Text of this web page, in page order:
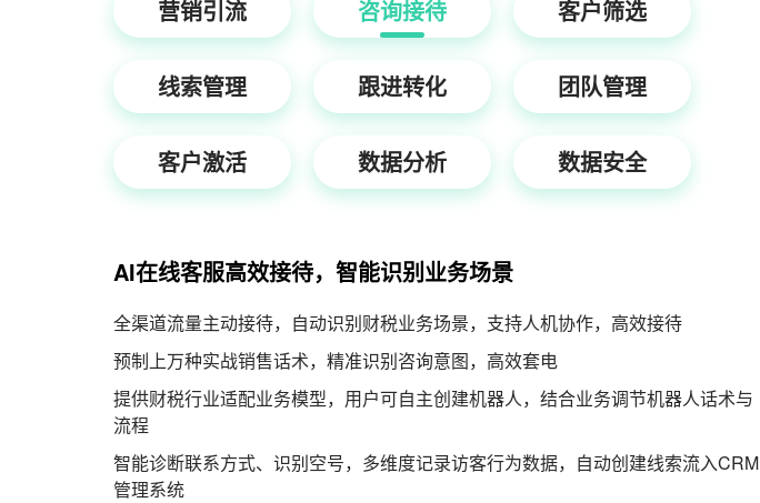
营销引流 咨询接待 客户筛选
线索管理 跟进转化 团队管理
客户激活 数据分析 数据安全
AI在线客服高效接待，智能识别业务场景
全渠道流量主动接待，自动识别财税业务场景，支持人机协作，高效接待
预制上万种实战销售话术，精准识别咨询意图，高效套电
提供财税行业适配业务模型，用户可自主创建机器人，结合业务调节机器人话术与
流程
智能诊断联系方式、识别空号，多维度记录访客行为数据，自动创建线索流入CRM
管理系统